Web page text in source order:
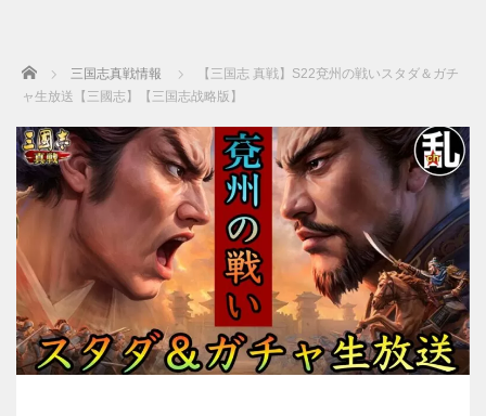
Home 三国志真戦情報
【三国志 真戦】S22兗州の戦いスタダ＆ガチ
ャ生放送【三國志】【三国志战略版】